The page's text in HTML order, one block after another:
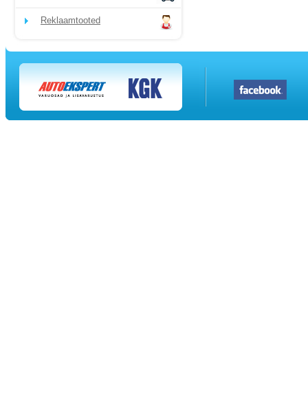
Reklaamtooted